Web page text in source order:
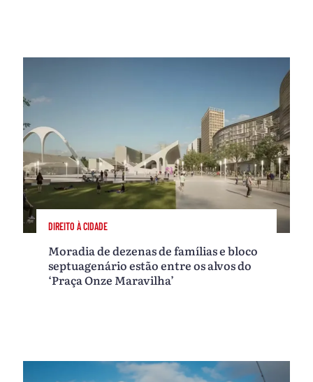
DIREITO À CIDADE
Moradia de dezenas de famílias e bloco
septuagenário estão entre os alvos do
‘Praça Onze Maravilha’